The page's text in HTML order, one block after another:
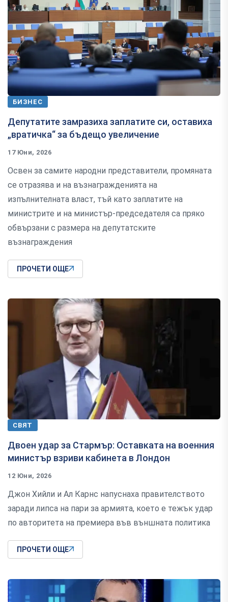
БИЗНЕС
Депутатите замразиха заплатите си, оставиха
„вратичка“ за бъдещо увеличение
17 Юни, 2026
Освен за самите народни представители, промяната
се отразява и на възнагражденията на
изпълнителната власт, тъй като заплатите на
министрите и на министър-председателя са пряко
обвързани с размера на депутатските
възнаграждения
ПРОЧЕТИ ОЩЕ
СВЯТ
Двоен удар за Стармър: Оставката на военния
министър взриви кабинета в Лондон
12 Юни, 2026
Джон Хийли и Ал Карнс напуснаха правителството
заради липса на пари за армията, което е тежък удар
по авторитета на премиера във външната политика
ПРОЧЕТИ ОЩЕ